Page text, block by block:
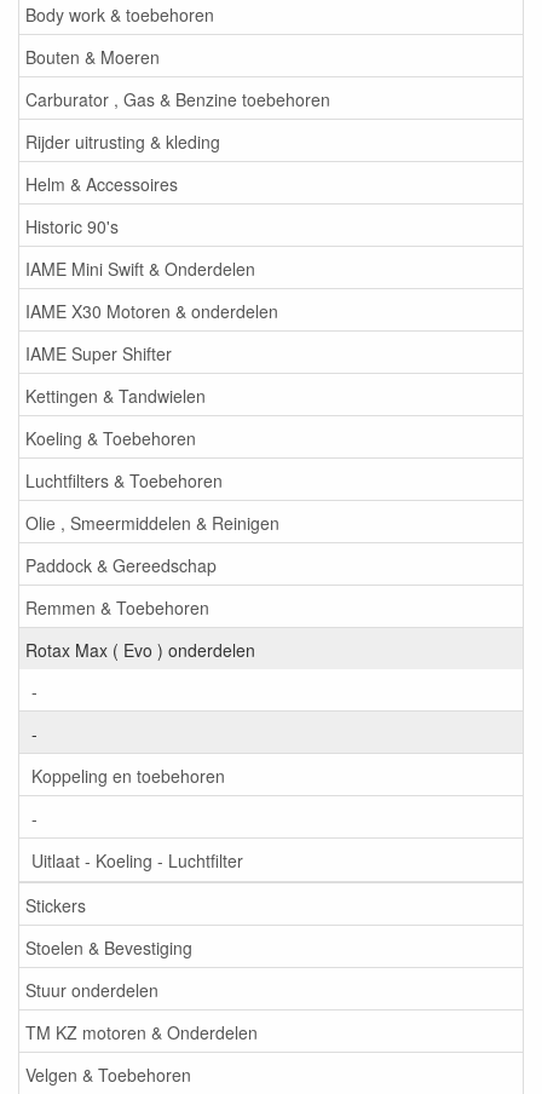
Body work & toebehoren
Bouten & Moeren
Carburator , Gas & Benzine toebehoren
Rijder uitrusting & kleding
Helm & Accessoires
Historic 90's
IAME Mini Swift & Onderdelen
IAME X30 Motoren & onderdelen
IAME Super Shifter
Kettingen & Tandwielen
Koeling & Toebehoren
Luchtfilters & Toebehoren
Olie , Smeermiddelen & Reinigen
Paddock & Gereedschap
Remmen & Toebehoren
Rotax Max ( Evo ) onderdelen
-
-
Koppeling en toebehoren
-
Uitlaat - Koeling - Luchtfilter
Stickers
Stoelen & Bevestiging
Stuur onderdelen
TM KZ motoren & Onderdelen
Velgen & Toebehoren